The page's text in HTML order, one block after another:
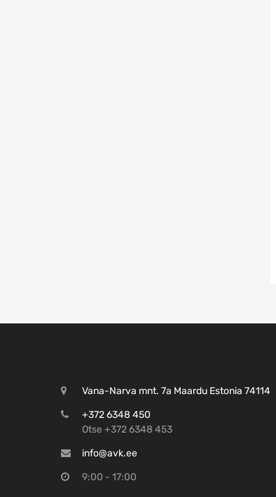
Vana-Narva mnt. 7a Maardu Estonia 74114
+372 6348 450
Otse +372 6348 453
info@avk.ee
9:00 - 17:00